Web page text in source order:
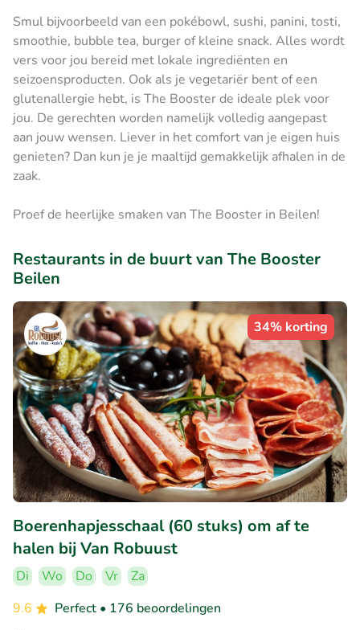
Smul bijvoorbeeld van een pokébowl, sushi, panini, tosti,
smoothie, bubble tea, burger of kleine snack. Alles wordt
vers voor jou bereid met lokale ingrediënten en
seizoensproducten. Ook als je vegetariër bent of een
glutenallergie hebt, is The Booster de ideale plek voor
jou. De gerechten worden namelijk volledig aangepast
aan jouw wensen. Liever in het comfort van je eigen huis
genieten? Dan kun je je maaltijd gemakkelijk afhalen in de
zaak.
Proef de heerlijke smaken van The Booster in Beilen!
Restaurants in de buurt van The Booster
Beilen
34% korting
Boerenhapjesschaal (60 stuks) om af te
halen bij Van Robuust
Di Wo Do Vr
Za
9.6
Perfect • 176 beoordelingen